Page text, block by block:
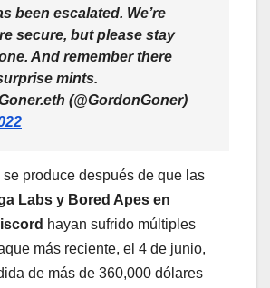
been escalated. We’re
secure, but please stay
And remember there
mints.
(@GordonGoner)
se produce después de que las
Labs y Bored Apes en
hayan sufrido múltiples
más reciente, el 4 de junio,
de más de 360,000 dólares